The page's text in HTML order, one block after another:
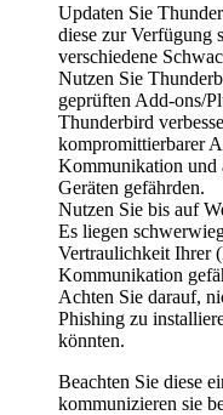
Updaten Sie
diese zur Verfügung
verschiedene
Nutzen Sie
geprüften Add-ons/
Thunderbird
kompromittierbarer
Kommunikation und
Geräten gefährden.
Nutzen Sie bis auf
Es liegen
Vertraulichkeit Ihrer
Kommunikation
Achten Sie darauf,
Phishing zu
könnten.
Beachten Sie diese
kommunizieren sie